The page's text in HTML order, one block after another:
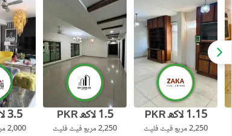
3.5 لاکھ
2,000 مربع فیٹ
PKR 1.5 لاکھ
2,250 مربع فیٹ فلیٹ
PKR 1.15 لاکھ
2,250 مربع فیٹ فلیٹ